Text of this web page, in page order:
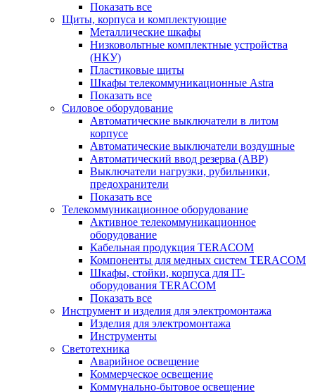
Показать все
Щиты, корпуса и комплектующие
Металлические шкафы
Низковольтные комплектные устройства
(НКУ)
Пластиковые щиты
Шкафы телекоммуникационные Astra
Показать все
Силовое оборудование
Автоматические выключатели в литом
корпусе
Автоматические выключатели воздушные
Автоматический ввод резерва (АВР)
Выключатели нагрузки, рубильники,
предохранители
Показать все
Телекоммуникационное оборудование
Активное телекоммуникационное
оборудование
Кабельная продукция TERACOM
Компоненты для медных систем TERACOM
Шкафы, стойки, корпуса для IT-
оборудования TERACOM
Показать все
Инструмент и изделия для электромонтажа
Изделия для электромонтажа
Инструменты
Светотехника
Аварийное освещение
Коммерческое освещение
Коммунально-бытовое освещение